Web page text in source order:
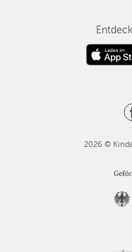
2026 ©